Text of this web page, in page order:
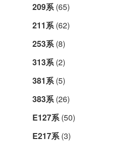
209系(65)
211系(62)
253系(8)
313系(2)
381系(5)
383系(26)
E127系(50)
E217系(3)